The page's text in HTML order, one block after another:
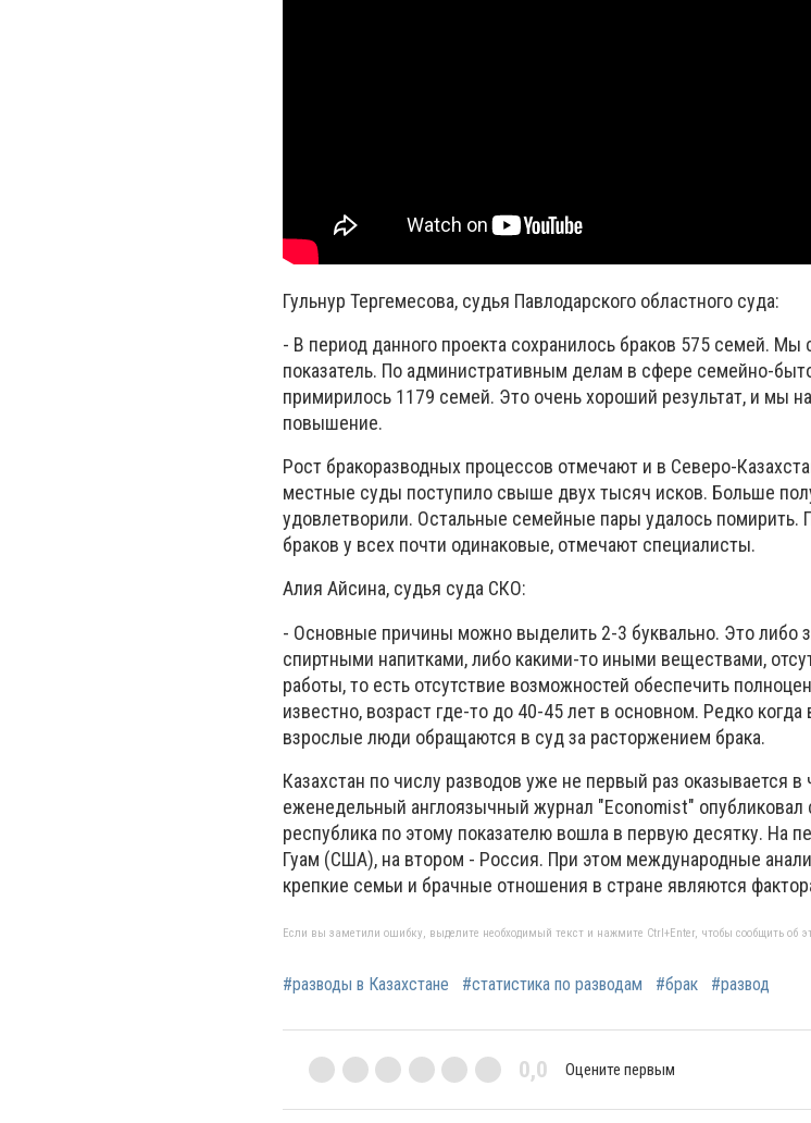
Гульнур Тергемесова, судья Павлодарского областного суда:
- В период данного проекта сохранилось браков 575 семей. Мы
показатель. По административным делам в сфере семейно-
примирилось 1179 семей. Это очень хороший результат, и мы
повышение.
Рост бракоразводных процессов отмечают и в Северо-
местные суды поступило свыше двух тысяч исков. Больше
удовлетворили. Остальные семейные пары удалось помирить.
браков у всех почти одинаковые, отмечают специалисты.
Алия Айсина, судья суда СКО:
- Основные причины можно выделить 2-3 буквально. Это либо
спиртными напитками, либо какими-то иными веществами,
работы, то есть отсутствие возможностей обеспечить
известно, возраст где-то до 40-45 лет в основном. Редко когда
взрослые люди обращаются в суд за расторжением брака.
Казахстан по числу разводов уже не первый раз оказывается
еженедельный англоязычный журнал "Economist" опубликовал
республика по этому показателю вошла в первую десятку. На
Гуам (США), на втором - Россия. При этом международные
крепкие семьи и брачные отношения в стране являются
Если вы заметили ошибку, выделите необходимый текст и нажмите Ctrl+Enter, чтобы сообщить об
#разводы в Казахстане #статистика по разводам #брак #развод
0,0 Оцените первым